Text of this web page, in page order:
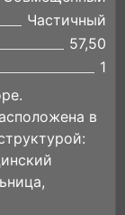
Частичный
57,50
1
в